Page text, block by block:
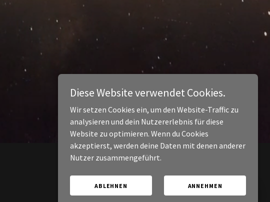
Diese Website verwendet Cookies.
Wir setzen Cookies ein, um den Website-Traffic zu
analysieren und dein Nutzererlebnis für diese
Website zu optimieren. Wenn du Cookies
akzeptierst, werden deine Daten mit denen anderer
Nutzer zusammengeführt.
ABLEHNEN ANNEHMEN